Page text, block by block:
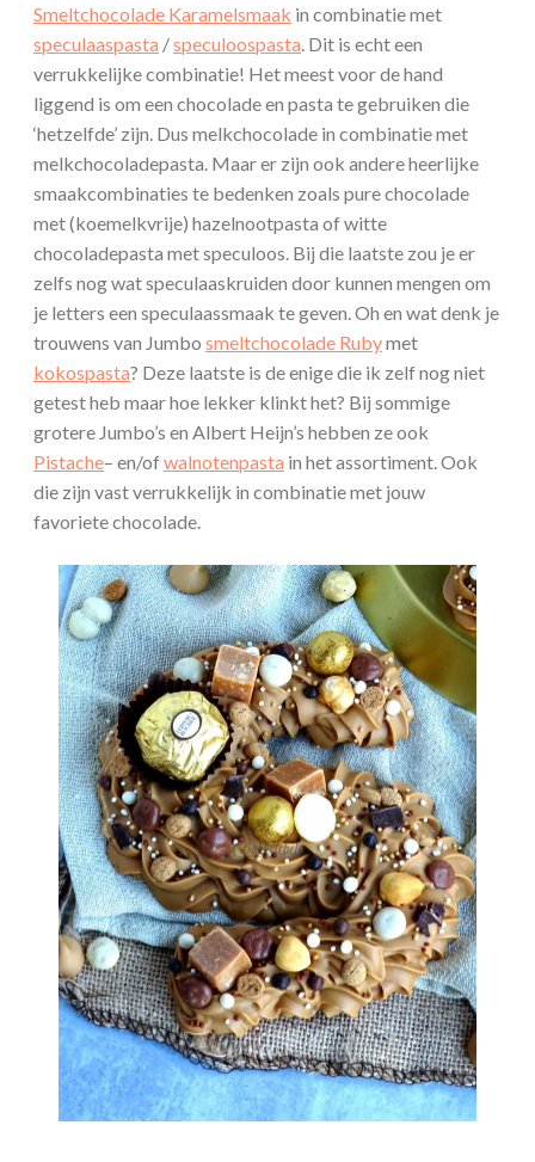
Smeltchocolade Karamelsmaak in combinatie met
speculaaspasta /speculoospasta . Dit is echt een
verrukkelijke combinatie! Het meest voor de hand
liggend is om een chocolade en pasta te gebruiken die
‘hetzelfde’ zijn. Dus melkchocolade in combinatie met
melkchocoladepasta. Maar er zijn ook andere heerlijke
smaakcombinaties te bedenken zoals pure chocolade
met (koemelkvrije) hazelnootpasta of witte
chocoladepasta met speculoos. Bij die laatste zou je er
zelfs nog wat speculaaskruiden door kunnen mengen om
je letters een speculaassmaak te geven. Oh en wat denk je
trouwens van Jumbo smeltchocolade Rubymet
kokospasta? Deze laatste is de enige die ik zelf nog niet
getest heb maar hoe lekker klinkt het? Bij sommige
grotere Jumbo’s en Albert Heijn’s hebben ze ook
Pistache– en/ofwalnotenpasta in het assortiment. Ook
die zijn vast verrukkelijk in combinatie met jouw
favoriete chocolade.